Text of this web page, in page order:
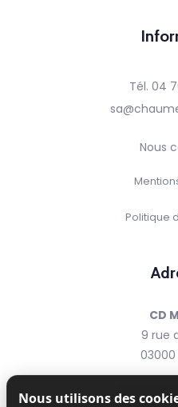
Tél. 04
Nous
Politique
CD
9 rue
03000
CD
Nous utilisons des